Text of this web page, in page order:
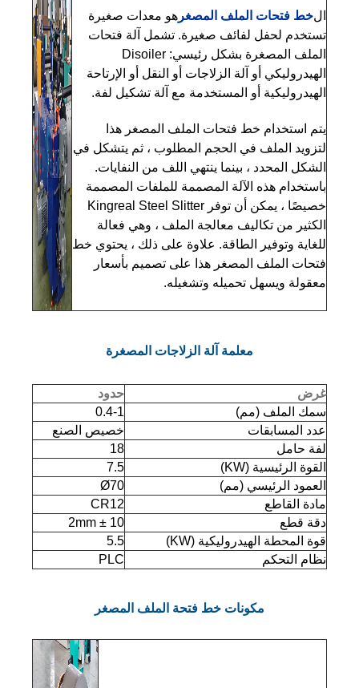
الخط فتحات الملف المصغر هو معدات صغيرة
تستخدم لحفل لفائف صغيرة. تشمل آلة فتحات
الملف المصغرة بشكل رئيسي: Disoiler
الهيدروليكي أو آلة الزلاجات أو النقل أو الإرتاحة
الهيدروليكية أو المستخدمة مع آلة تشكيل لفة.
يتم استخدام خط فتحات الملف المصغر هذا
لتزويد الملف في الحجم المطلوب ، ثم يتشكل في
الشكل المحدد ، بينما ينتهي اللف من النفايات.
باستخدام هذه الآلة المصممة للملفات المصممة
خصيصًا ، يمكن أن توفر Kingreal Steel Slitter
الكثير من تكاليف معالجة الملف ، وهي فعالة
للغاية وتوفير الطاقة. علاوة على ذلك ، يحتوي خط
فتحات الملف المصغر هذا على تصميم بأسعار
معقولة ويسهل تحميله وتشغيله.
معلمة آلة الزلاجات المصغرة
غرض
حدود
سمك الملف (مم)
0.4-1
عدد المسابقات
خصيص الصنع
لفة حامل
18
القوة الرئيسية (KW)
7.5
العمود الرئيسي (مم)
Ø70
مادة القاطع
CR12
دقة قطع
10 ± 2mm
قوة المحطة الهيدروليكية (KW)
5.5
نظام التحكم
PLC
مكونات خط فتحة الملف المصغر